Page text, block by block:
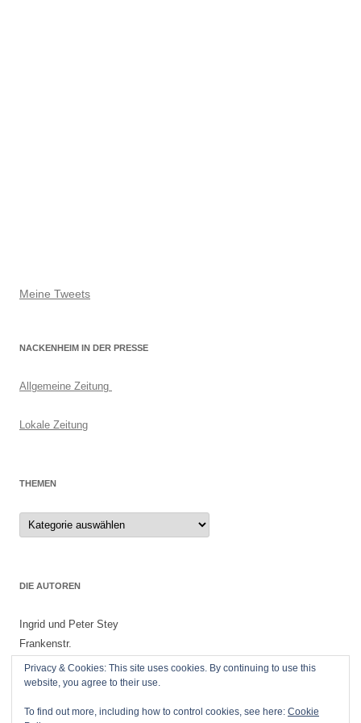
Meine Tweets
NACKENHEIM IN DER PRESSE
Allgemeine Zeitung
Lokale Zeitung
THEMEN
Themen
DIE AUTOREN
Ingrid und Peter Stey
Frankenstr.
55299 Nackenheim
Privacy & Cookies: This site uses cookies. By continuing to use this
website, you agree to their use.
To find out more, including how to control cookies, see here: Cookie